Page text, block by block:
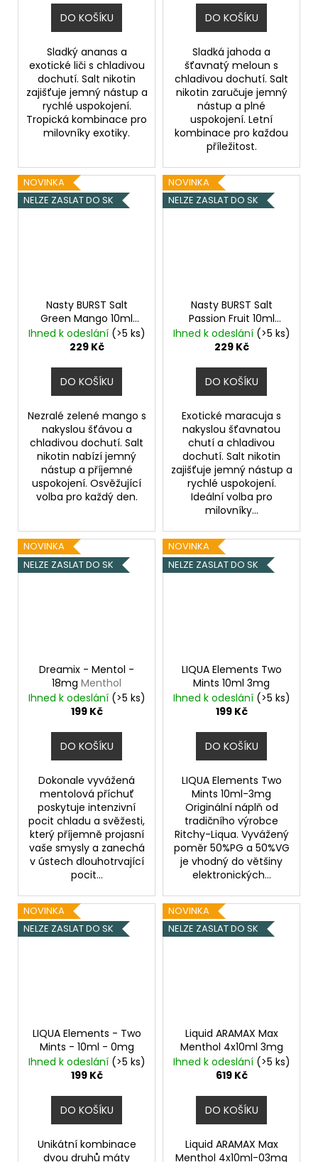
DO KOŠÍKU
Sladký ananas a
exotické liči s chladivou
dochutí. Salt nikotin
zajišťuje jemný nástup a
rychlé uspokojení.
Tropická kombinace pro
milovníky exotiky.
složka (ICE)
DO KOŠÍKU
Sladká jahoda a
šťavnatý meloun s
chladivou dochutí. Salt
nikotin zaručuje jemný
nástup a plné
uspokojení. Letní
kombinace pro každou
příležitost.
NOVINKA
NELZE ZASLAT DO SK
Nasty BURST Salt
Green Mango 10ml
20mg Zelené mango,
Chladivá složka (ICE)
Ihned k odeslání (>5 ks)
229 Kč
DO KOŠÍKU
Nezralé zelené mango s
nakyslou šťávou a
chladivou dochutí. Salt
nikotin nabízí jemný
nástup a příjemné
uspokojení. Osvěžující
volba pro každý den.
NOVINKA
NELZE ZASLAT DO SK
Nasty BURST Salt
Passion Fruit 10ml
20mgMarakuja,
Chladivá složka (ICE)
Ihned k odeslání (>5 ks)
229 Kč
DO KOŠÍKU
Exotické maracuja s
nakyslou šťavnatou
chutí a chladivou
dochutí. Salt nikotin
zajišťuje jemný nástup a
rychlé uspokojení.
Ideální volba pro
milovníky...
NOVINKA
NELZE ZASLAT DO SK
Dreamix - Mentol -
18mg Menthol
Ihned k odeslání (>5 ks)
199 Kč
DO KOŠÍKU
Dokonale vyvážená
mentolová příchuť
poskytuje intenzivní
pocit chladu a svěžesti,
který příjemně projasní
vaše smysly a zanechá
v ústech dlouhotrvající
pocit...
NOVINKA
NELZE ZASLAT DO SK
LIQUA Elements Two
Mints 10ml 3mg
Ihned k odeslání (>5 ks)
199 Kč
DO KOŠÍKU
LIQUA Elements Two
Mints 10ml-3mg
Originální náplň od
tradičního výrobce
Ritchy-Liqua. Vyvážený
poměr 50%PG a 50%VG
je vhodný do většiny
elektronických...
NOVINKA
NELZE ZASLAT DO SK
LIQUA Elements - Two
Mints - 10ml - 0mg
Ihned k odeslání (>5 ks)
199 Kč
DO KOŠÍKU
Unikátní kombinace
dvou druhů máty
NOVINKA
NELZE ZASLAT DO SK
Liquid ARAMAX Max
Menthol 4x10ml 3mg
Ihned k odeslání (>5 ks)
619 Kč
DO KOŠÍKU
Liquid ARAMAX Max
Menthol 4x10ml-03mg